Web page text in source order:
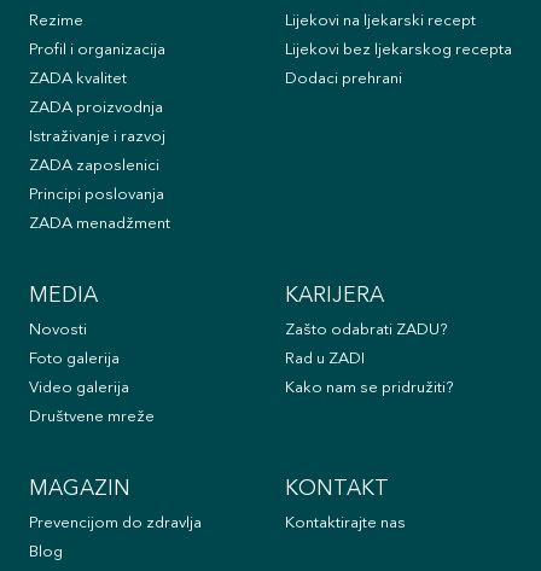
Rezime
Profil i organizacija
ZADA kvalitet
ZADA proizvodnja
Istraživanje i razvoj
ZADA zaposlenici
Principi poslovanja
ZADA menadžment
Lijekovi na ljekarski recept
Lijekovi bez ljekarskog recepta
Dodaci prehrani
MEDIA
Novosti
Foto galerija
Video galerija
Društvene mreže
KARIJERA
Zašto odabrati ZADU?
Rad u ZADI
Kako nam se pridružiti?
MAGAZIN
Prevencijom do zdravlja
Blog
KONTAKT
Kontaktirajte nas